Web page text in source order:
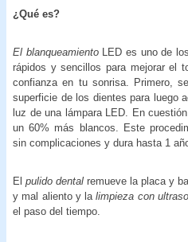
¿Qué es?
El blanqueamientoLED es uno de
rápidos y sencillos para mejorar el
confianza en tu sonrisa. Primero,
superficie de los dientes para luego
luz de una lámpara LED. En
un 60% más blancos. Este
sin complicaciones y dura hasta 1
El pulido dental remueve la placa y
y mal aliento y lalimpieza con
el paso del tiempo.